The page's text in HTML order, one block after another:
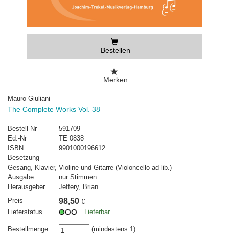
Bestellen
Merken
Mauro Giuliani
The Complete Works Vol. 38
Bestell-Nr
591709
Ed.-Nr
TE 0838
ISBN
9901000196612
Besetzung
Gesang, Klavier, Violine und Gitarre (Violoncello ad lib.)
Ausgabe
nur Stimmen
Herausgeber
Jeffery, Brian
Preis
98,50 €
Lieferstatus
Lieferbar
Bestellmenge (mindestens 1)